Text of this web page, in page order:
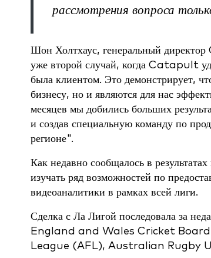
рассмотрения вопроса
Шон Холтхаус, генеральный
уже второй случай, когда Catapult
была клиентом. Это демонстрирует,
бизнесу, но и являются для нас
месяцев мы добились больших
и создав специальную команду по
регионе".
Как недавно сообщалось в
изучать ряд возможностей по
видеоаналитики в рамках всей лиги.
Сделка с Ла Лигой последовала за
England and Wales Cricket
League (AFL), Australian Rugby